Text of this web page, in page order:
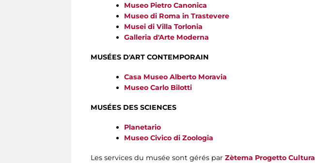
Museo Pietro Canonica
Museo di Roma in Trastevere
Musei di Villa Torlonia
Galleria d'Arte Moderna
MUSÉES D'ART CONTEMPORAIN
Casa Museo Alberto Moravia
Museo Carlo Bilotti
MUSÉES DES SCIENCES
Planetario
Museo Civico di Zoologia
Les services du musée sont gérés par Zètema Progetto Cultura